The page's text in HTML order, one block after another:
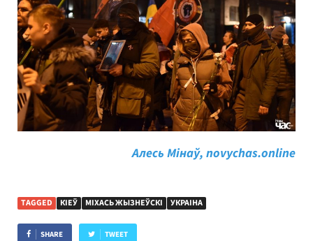
Алесь Мінаў, novychas.online
TAGGED КІЕЎ МІХАСЬ ЖЫЗНЕЎСКІ УКРАІНА
SHARE TWEET